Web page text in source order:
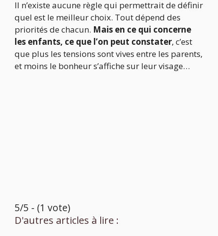
Il n’existe aucune règle qui permettrait de définir
quel est le meilleur choix. Tout dépend des
priorités de chacun. Mais en ce qui concerne
les enfants, ce que l’on peut constater, c’est
que plus les tensions sont vives entre les parents,
et moins le bonheur s’affiche sur leur visage…
5/5 - (1 vote)
D'autres articles à lire :